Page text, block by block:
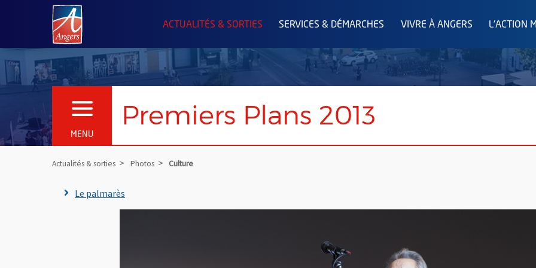
Angers.fr : Retour à l'accueil
ACTUALITÉS & SORTIES SERVICES & DÉMARCHES VIVRE À ANGERS L'ACTION
MENU
OUVRIR LE MENU Premiers Plans 2013
Actualités & sorties Photos Culture
Le palmarès